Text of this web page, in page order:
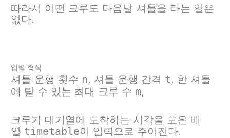
따라서 어떤 크루도 다음날 셔틀을 타는 일은
없다.
입력 형식
셔틀 운행 횟수 n, 셔틀 운행 간격 t, 한 셔틀
에 탈 수 있는 최대 크루 수 m,
크루가 대기열에 도착하는 시각을 모은 배
열 timetable이 입력으로 주어진다.